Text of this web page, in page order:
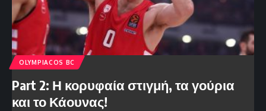
OLYMPIACOS BC
Part 2: Η κορυφαία στιγμή, τα γούρια
και το Κάουνας!